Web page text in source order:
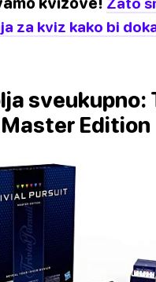
za kviz kako bi
sveukupno:
Edition